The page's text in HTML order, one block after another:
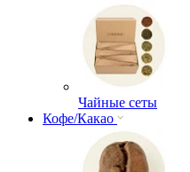
Чайные сеты
Кофе/Какао